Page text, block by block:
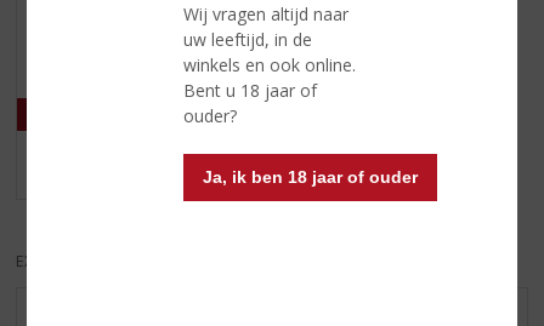
Wij vragen altijd naar
uw leeftijd, in de
winkels en ook online.
Bent u 18 jaar of
ouder?
Ja, ik ben 18 jaar of ouder
EXCL. BTW